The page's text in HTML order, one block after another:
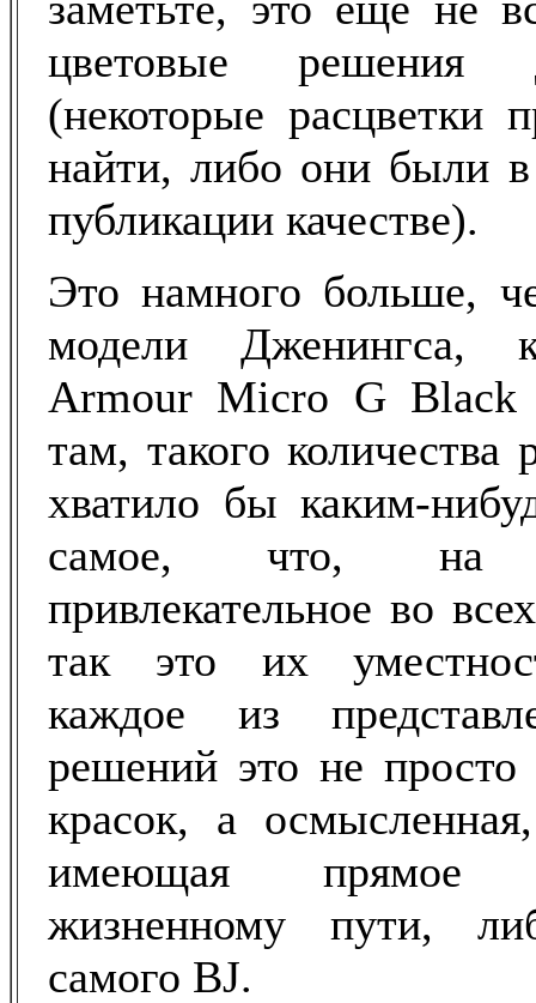
цветовые решения
(некоторые расцветки
найти, либо они были
публикации качестве).
Это намного больше,
модели Дженингса,
Armour Micro G
там, такого количества
хватило бы каким-
самое, что, на
привлекательное во
так это их
каждое из
решений это не
красок, а
имеющая прямое
жизненному пути,
самого BJ.